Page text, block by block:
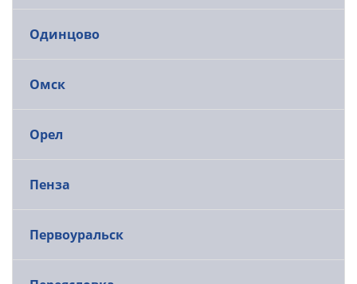
Одинцово
Омск
Орел
Пенза
Первоуральск